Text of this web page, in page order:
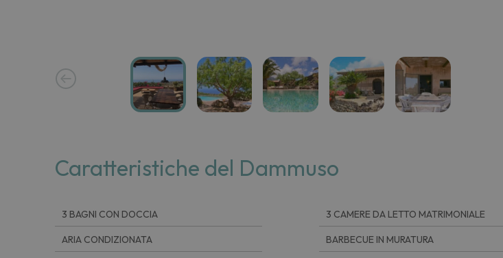
Caratteristiche del Dammuso
3 BAGNI CON DOCCIA 3 CAMERE DA LETTO MATRIMONIALE
ARIA CONDIZIONATA BARBECUE IN MURATURA